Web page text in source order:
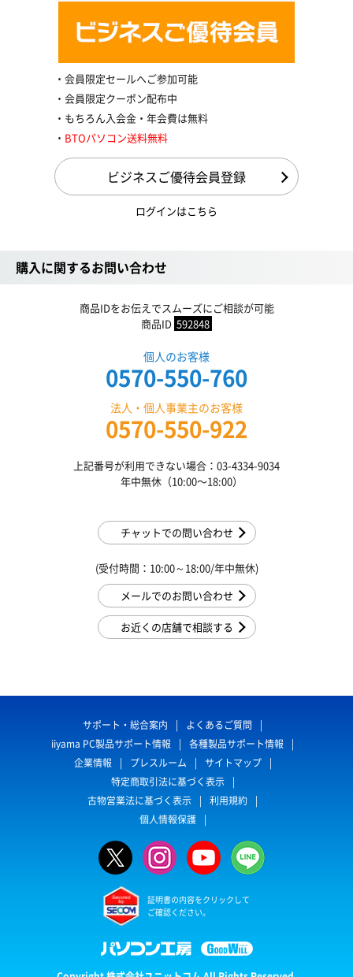
会員限定セールへご参加可能
会員限定クーポン配布中
もちろん入会金・年会費は無料
BTOパソコン送料無料
ビジネスご優待会員登録
ログインはこちら
購入に関するお問い合わせ
商品IDをお伝えでスムーズにご相談が可能
商品ID 592848
個人のお客様
0570-550-760
法人・個人事業主のお客様
0570-550-922
上記番号が利用できない場合：03-4334-9034
年中無休（10:00〜18:00）
チャットでの問い合わせ
(受付時間：10:00～18:00/年中無休)
メールでのお問い合わせ
お近くの店舗で相談する
サポート・総合案内
よくあるご質問
iiyama PC製品サポート情報
各種製品サポート情報
企業情報
プレスルーム
サイトマップ
特定商取引法に基づく表示
古物営業法に基づく表示
利用規約
個人情報保護
証明書の内容をクリックして
ご確認ください。